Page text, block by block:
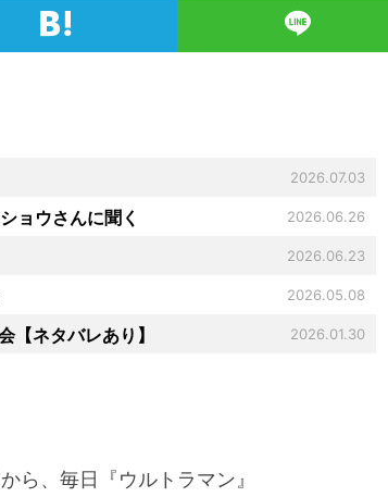
2026.07.03
ョウさんに聞く 2026.06.26
2026.06.23
2026.05.08
【ネタバレあり】 2026.01.30
ら、毎日『ウルトラマン』